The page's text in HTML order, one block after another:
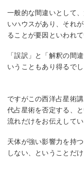
一般的な間違いとして
いハウスがあり、それ
ることが要因といわれて
「誤訳」と「解釈の間
いうこともあり得るでし
ですがこの西洋占星術
代占星術を否定する、
流れだけをお伝えしてい
天体が強い影響力を持
しない、ということだ